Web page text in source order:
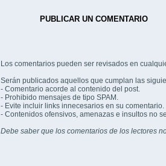
PUBLICAR UN COMENTARIO
Los comentarios pueden ser revisados en
Serán publicados aquellos que cumplan las
- Comentario acorde al contenido del post.
- Prohibido mensajes de tipo SPAM.
- Evite incluir links innecesarios en su comentario.
- Contenidos ofensivos, amenazas e insultos no
Debe saber que los comentarios de los lectores